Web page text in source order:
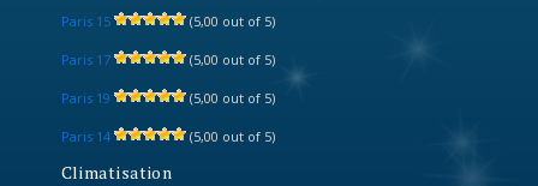
Paris 15 (5,00 out of 5)
Paris 17 (5,00 out of 5)
Paris 19 (5,00 out of 5)
Paris 14 (5,00 out of 5)
Climatisation